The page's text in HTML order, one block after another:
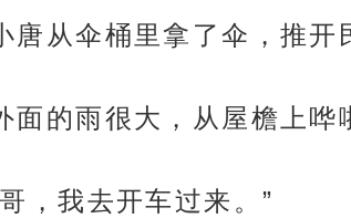
唐从伞桶里拿了伞，推开
面的雨很大，从屋檐上哗
，我去开车过来。”